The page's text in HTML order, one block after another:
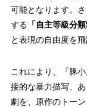
可能となります。
する 「自主等級分類
と表現の自由度を
これにより、『豚
接的な暴力描写、
劇を、原作のトー